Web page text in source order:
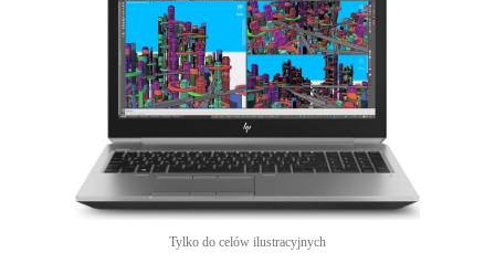
Tylko do celów ilustracyjnych